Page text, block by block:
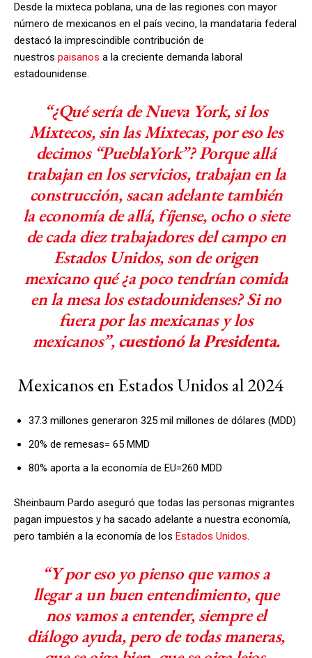
Desde la mixteca poblana, una de las regiones con mayor
número de mexicanos en el país vecino, la mandataria federal
destacó la imprescindible contribución de
nuestros paisanos a la creciente demanda laboral
estadounidense.
“¿Qué sería de Nueva York, si los
Mixtecos, sin las Mixtecas, por eso les
decimos “PueblaYork”? Porque allá
trabajan en los servicios, trabajan en la
construcción, sacan adelante también
la economía de allá, fíjense, ocho o siete
de cada diez trabajadores del campo en
Estados Unidos, son de origen
mexicano qué ¿a poco tendrían comida
en la mesa los estadounidenses? Si no
fuera por las mexicanas y los
mexicanos”,cuestionó la Presidenta.
Mexicanos en Estados Unidos al 2024
37.3 millones generaron 325 mil millones de dólares (MDD)
20% de remesas= 65 MMD
80% aporta a la economía de EU=260 MDD
Sheinbaum Pardo aseguró que todas las personas migrantes
pagan impuestos y ha sacado adelante a nuestra economía,
pero también a la economía de los Estados Unidos.
“Y por eso yo pienso que vamos a
llegar a un buen entendimiento, que
nos vamos a entender, siempre el
diálogo ayuda, pero de todas maneras,